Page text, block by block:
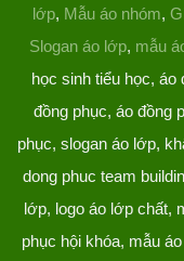
lớp, Mẫu áo nhóm,
Slogan áo lớp, mẫu
học sinh tiểu học, áo
đồng phục, áo đồng
phục, slogan áo lớp,
dong phuc team
lớp, logo áo lớp chất,
phục hội khóa, mẫu